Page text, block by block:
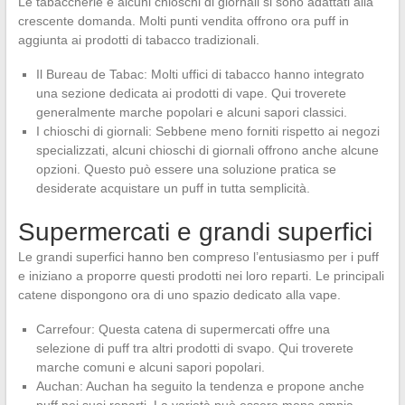
crescente domanda. Molti punti vendita offrono ora puff in
aggiunta ai prodotti di tabacco tradizionali.
Il Bureau de Tabac: Molti uffici di tabacco hanno integrato
una sezione dedicata ai prodotti di vape. Qui troverete
generalmente marche popolari e alcuni sapori classici.
I chioschi di giornali: Sebbene meno forniti rispetto ai negozi
specializzati, alcuni chioschi di giornali offrono anche alcune
opzioni. Questo può essere una soluzione pratica se
desiderate acquistare un puff in tutta semplicità.
Supermercati e grandi superfici
Le grandi superfici hanno ben compreso l’entusiasmo per i puff
e iniziano a proporre questi prodotti nei loro reparti. Le principali
catene dispongono ora di uno spazio dedicato alla vape.
Carrefour: Questa catena di supermercati offre una
selezione di puff tra altri prodotti di svapo. Qui troverete
marche comuni e alcuni sapori popolari.
Auchan: Auchan ha seguito la tendenza e propone anche